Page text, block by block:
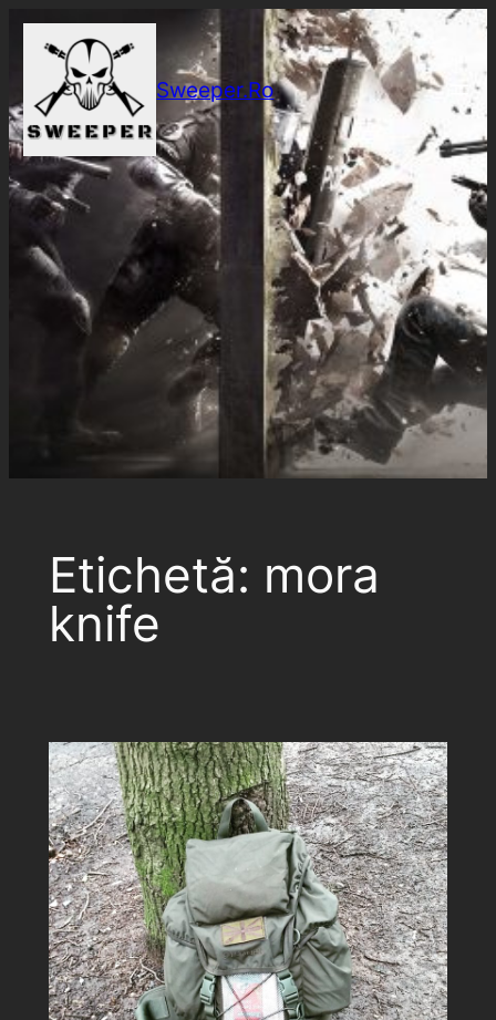
Sari
conținut
Sweeper.Ro
Etichetă: mora
knife